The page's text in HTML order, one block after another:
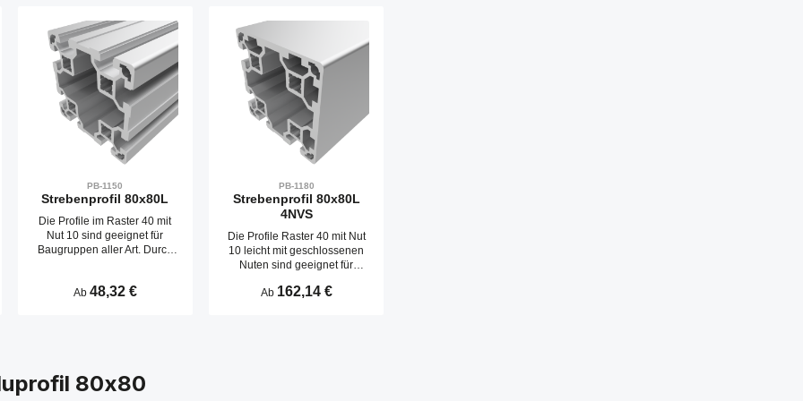
PB-1150
Strebenprofil 80x80L
Die Profile im Raster 40 mit
Nut 10 sind geeignet für
Baugruppen aller Art. Durch
Materialbedarf an die
Regulärer Preis:
Ab 48,32 €
PB-1180
Strebenprofil 80x80L
4NVS
Die Profile Raster 40 mit Nut
10 leicht mit geschlossenen
Nuten sind geeignet für
verschlossen Nutseite lassen
Regulärer Preis:
Ab 162,14 €
80x80